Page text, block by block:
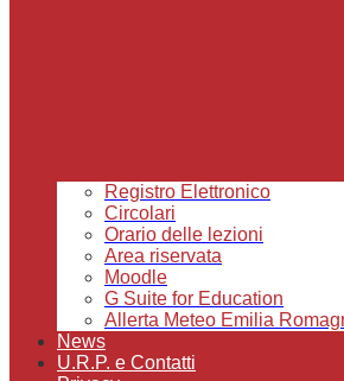
Registro Elettronico
Circolari
Orario delle lezioni
Area riservata
Moodle
G Suite for Education
Allerta Meteo Emilia
News
U.R.P. e Contatti